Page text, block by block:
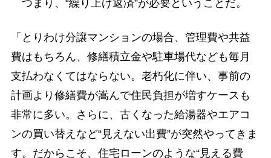
つまり、“繰り上げ返済”が必要ということだ。
「とりわけ分譲マンションの場合、管理費や共益
費はもちろん、修繕積立金や駐車場代なども毎月
支払わなくてはならない。老朽化に伴い、事前の
計画より修繕費が嵩んで住民負担が増すケースも
非常に多い。さらに、古くなった給湯器やエアコ
ンの買い替えなど“見えない出費”が突然やってきま
す。だからこそ、住宅ローンのような“見える費